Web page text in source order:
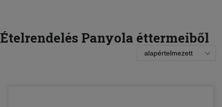
Ételrendelés Panyola éttermeiből